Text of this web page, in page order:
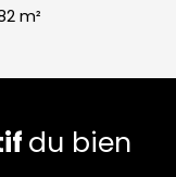
m²
du bien